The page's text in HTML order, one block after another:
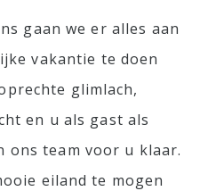
gaan we er alles aan
vakantie te doen
glimlach,
en u als gast als
ons team voor u klaar.
eiland te mogen